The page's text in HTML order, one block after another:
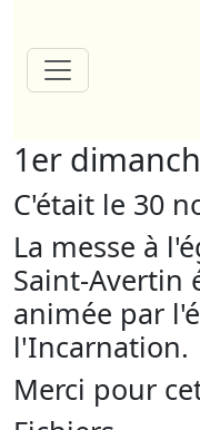
1er
C'était le 30
La messe à
Saint-Avertin
animée par
l'Incarnation.
Merci pour